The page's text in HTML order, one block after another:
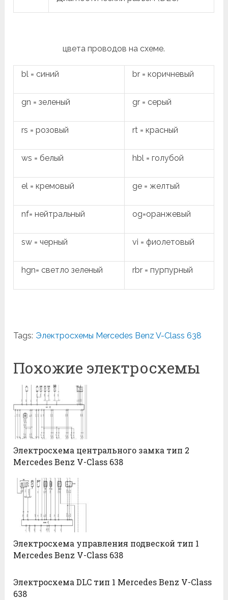
цвета проводов на схеме.
bl = синий br = коричневый
gn = зеленый gr = серый
rs = розовый rt = красный
ws = белый hbl = голубой
el = кремовый ge = желтый
nf= нейтральный og=оранжевый
sw = черный vi = фиолетовый
hgn= светло зеленый rbr = пурпурный
Tags: Электросхемы Mercedes Benz V-Class 638
Похожие электросхемы
Электросхема центрального замка тип 2
Mercedes Benz V-Class 638
Электросхема управления подвеской тип 1
Mercedes Benz V-Class 638
Электросхема DLC тип 1 Mercedes Benz V-Class
638